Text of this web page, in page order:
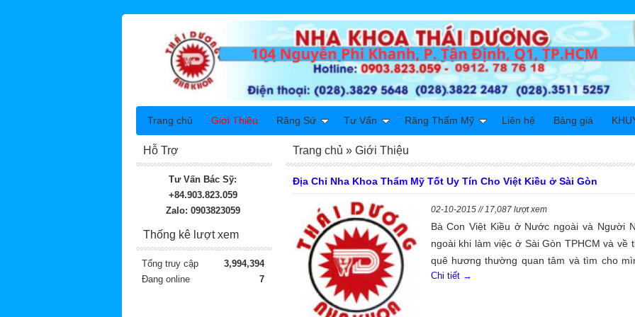
Địa Chỉ Nha Khoa Thẩm Mỹ Tốt Uy Tín Cho Việt Kiều ở Sài Gòn
02-10-2015 // 17,087 lượt xem
Bà Con Việt Kiều ở Nước ngoài và Người
ngoài khi làm việc ở Sài Gòn TPHCM và về
quê hương thường quan tâm và tìm cho
Địa Chỉ Nha Khoa Thẩm Mỹ Tốt Uy Tín Cho
Chi tiết →
Trang chủ »Giới Thiệu
Hỗ Trợ
Tư Vấn Bác Sỹ:
+84.903.823.059
Zalo: 0903823059
Thống kê lượt xem
Tổng truy cập
3,994,394
Đang online
7
Trang chủ Giới Thiệu Răng Sứ Tư Vấn Răng Thẩm Mỹ Liên hệ Bảng giá